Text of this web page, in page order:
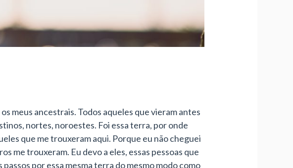
meus ancestrais. Todos aqueles que vieram antes
nortes, noroestes. Foi essa terra, por onde
que me trouxeram aqui. Porque eu não cheguei
me trouxeram. Eu devo a eles, essas pessoas que
por essa mesma terra do mesmo modo como